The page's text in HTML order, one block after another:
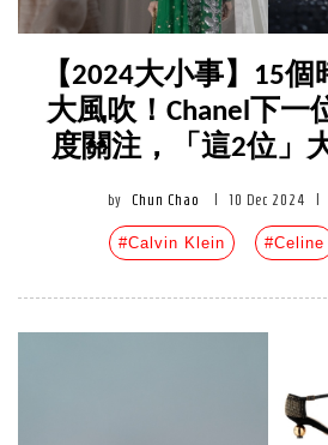
【2024大小事】15
大風吹！Chanel下一
度關注，「這2位」
by Chun Chao 10 Dec 2024
#Calvin Klein #Celine